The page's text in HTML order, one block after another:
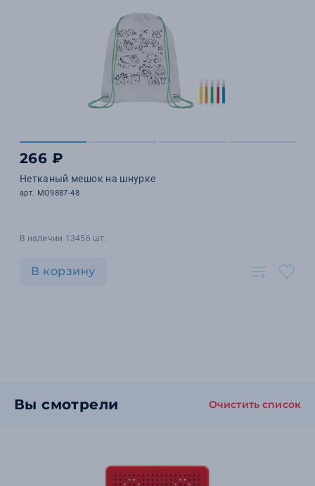
266 ₽
Нетканый мешок на шнурке
арт. MO9887-48
В наличии 13456 шт.
В корзину
Вы смотрели Очистить список